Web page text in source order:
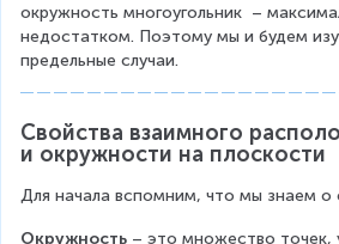
окружность многоугольник  –
недостатком. Поэтому мы и будем
предельные случаи.
Свойства взаимного
и окружности на плоскости
Для начала вспомним, что мы знаем о
Окружность – это множество точек,